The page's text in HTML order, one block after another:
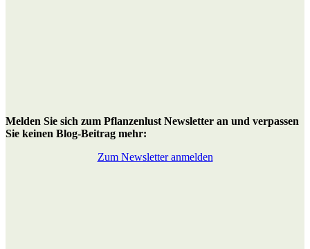
Melden Sie sich zum Pflanzenlust Newsletter an und verpassen
Sie keinen Blog-Beitrag mehr:
Zum Newsletter anmelden